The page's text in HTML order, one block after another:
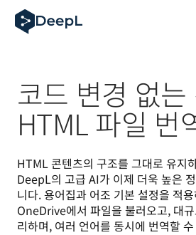
AI 에이전트용 DeepL
DeepL Translation Flow: 주요 사용
기업용 언어 AI에 대한 신뢰 해독.
DeepL의 번역 품질 평가 시스템을 구
고품질 텍스트 번역에서 실시간 음성
코드 변경 없
HTML 파일 번
HTML 콘텐츠의 구조를 그대로 유지
DeepL의 고급 AI가 이제 더욱 높은
니다. 용어집과 어조 기본 설정을 적
OneDrive에서 파일을 불러오고, 대
리하며, 여러 언어를 동시에 번역할